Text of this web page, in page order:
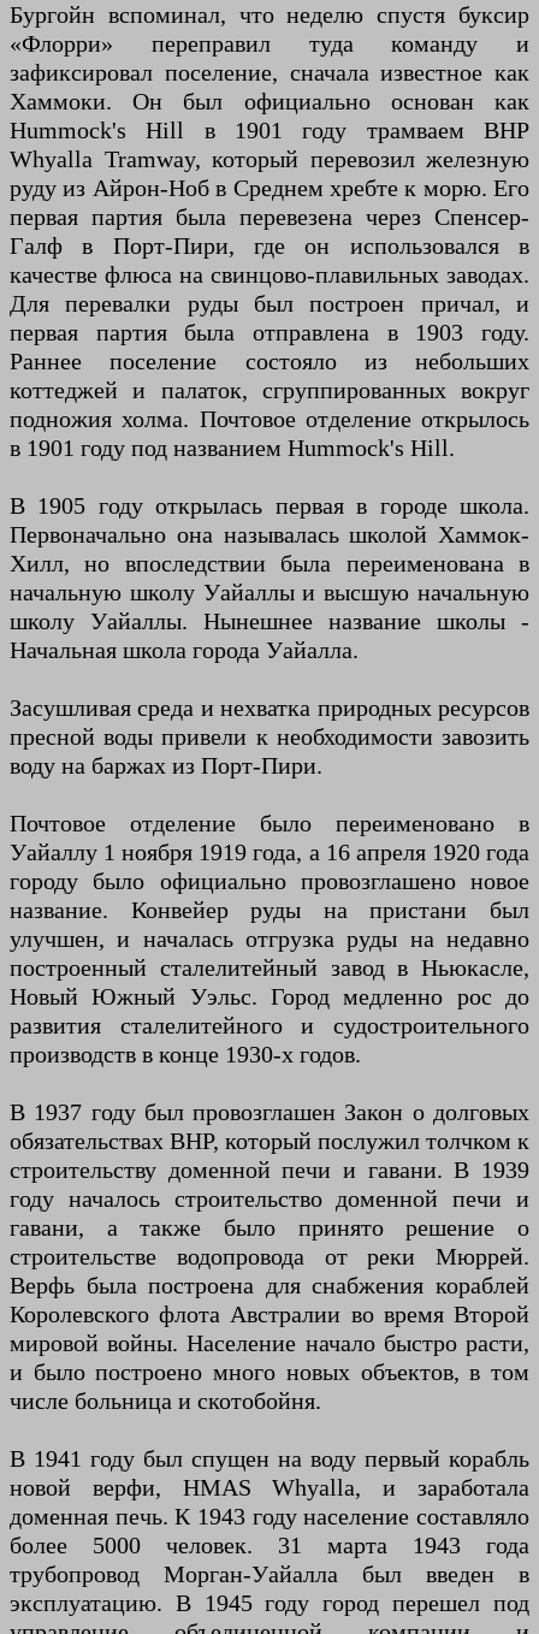
Бургойн вспоминал, что неделю спустя буксир
«Флорри» переправил туда команду и
зафиксировал поселение, сначала известное как
Хаммоки. Он был официально основан как
Hummock's Hill в 1901 году трамваем BHP
Whyalla Tramway, который перевозил железную
руду из Айрон-Ноб в Среднем хребте к морю. Его
первая партия была перевезена через Спенсер-
Галф в Порт-Пири, где он использовался в
качестве флюса на свинцово-плавильных заводах.
Для перевалки руды был построен причал, и
первая партия была отправлена ​​в 1903 году.
Раннее поселение состояло из небольших
коттеджей и палаток, сгруппированных вокруг
подножия холма. Почтовое отделение открылось
в 1901 году под названием Hummock's Hill.
В 1905 году открылась первая в городе школа.
Первоначально она называлась школой Хаммок-
Хилл, но впоследствии была переименована в
начальную школу Уайаллы и высшую начальную
школу Уайаллы. Нынешнее название школы -
Начальная школа города Уайалла.
Засушливая среда и нехватка природных ресурсов
пресной воды привели к необходимости завозить
воду на баржах из Порт-Пири.
Почтовое отделение было переименовано в
Уайаллу 1 ноября 1919 года, а 16 апреля 1920 года
городу было официально провозглашено новое
название. Конвейер руды на пристани был
улучшен, и началась отгрузка руды на недавно
построенный сталелитейный завод в Ньюкасле,
Новый Южный Уэльс. Город медленно рос до
развития сталелитейного и судостроительного
производств в конце 1930-х годов.
В 1937 году был провозглашен Закон о долговых
обязательствах BHP, который послужил толчком к
строительству доменной печи и гавани. В 1939
году началось строительство доменной печи и
гавани, а также было принято решение о
строительстве водопровода от реки Мюррей.
Верфь была построена для снабжения кораблей
Королевского флота Австралии во время Второй
мировой войны. Население начало быстро расти,
и было построено много новых объектов, в том
числе больница и скотобойня.
В 1941 году был спущен на воду первый корабль
новой верфи, HMAS Whyalla, и заработала
доменная печь. К 1943 году население составляло
более 5000 человек. 31 марта 1943 года
трубопровод Морган-Уайалла был введен в
эксплуатацию. В 1945 году город перешел под